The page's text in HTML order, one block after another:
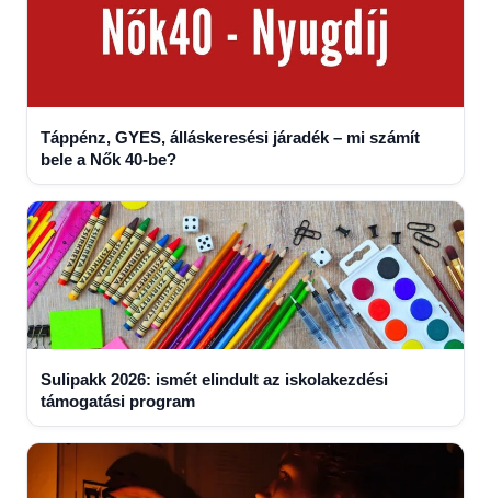
Táppénz, GYES, álláskeresési járadék – mi számít
bele a Nők 40-be?
Sulipakk 2026: ismét elindult az iskolakezdési
támogatási program